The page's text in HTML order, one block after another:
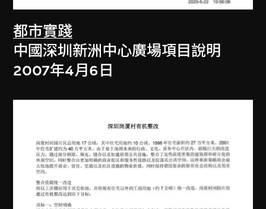
都市實踐
中國深圳新洲中心廣場項目說明
2007年4月6日